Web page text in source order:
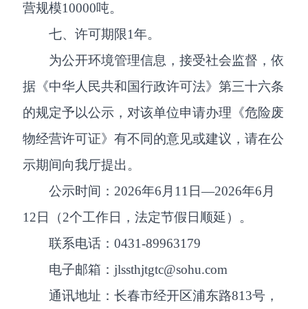
营规模10000吨。
七、许可期限1年。
为公开环境管理信息，接受社会监督，依
据《中华人民共和国行政许可法》第三十六条
的规定予以公示，对该单位申请办理《危险废
物经营许可证》有不同的意见或建议，请在公
示期间向我厅提出。
公示时间：2026年6月11日—2026年6月
12日（2个工作日，法定节假日顺延）。
联系电话：0431-89963179
电子邮箱：jlssthjtgtc@sohu.com
通讯地址：长春市经开区浦东路813号，